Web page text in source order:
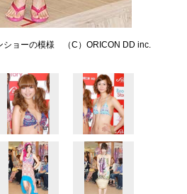
ショーの模様 （C）ORICON DD inc.